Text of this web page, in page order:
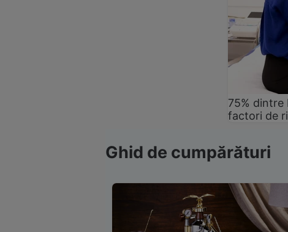
75% dintre
factori de
Ghid de cumpărături